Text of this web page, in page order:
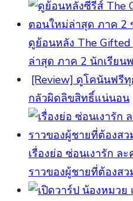
ดูย้อนหลัง The Gifted
ล่าสุด ภาค 2 นักเรียน
[Review] ดูโคนันฟรี
กลัวผิดลิขสิทธิ์แน่นอน
เรื่องย่อ ซ่อนเงารัก ล
ราวของผู้ชายที่ต้องส